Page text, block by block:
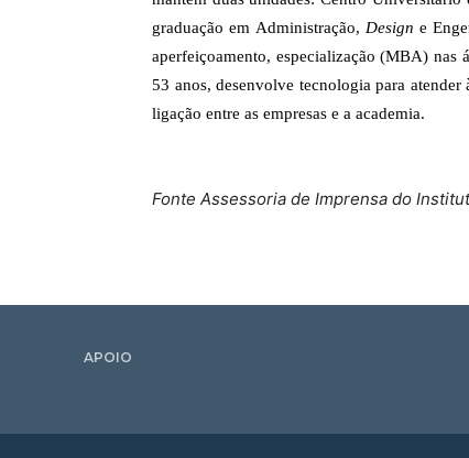
graduação em Administração, Design e
aperfeiçoamento, especialização (MBA) nas
53 anos, desenvolve tecnologia para
ligação entre as empresas e a academia.
Fonte Assessoria de Imprensa do
APOIO